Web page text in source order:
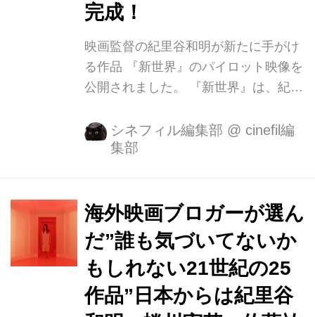
完成！
映画監督の紀里谷和明が新たに手がけ
る作品 『新世界』のパイロット映像を
公開されました。 『新世界』は、紀里
てきた近未来の東京を舞台にした作品
で、最先端CG技術を生かし、これま
なるパイロット映像制作にあたり、ク
ラウドファンディングプロジェクトを
「Makuake」で実施。903人の方から
総計約1,400万円もの支援となり、紀
里谷和明が長年パートナーを組むCG
プロダクションのエヌ・デザインが制
シネフィル編集部 @ cinefil編
集部
海外映画ブロガーが選ん
だ”誰も気づいてないか
もしれない21世紀の25
作品”日本からは紀里谷